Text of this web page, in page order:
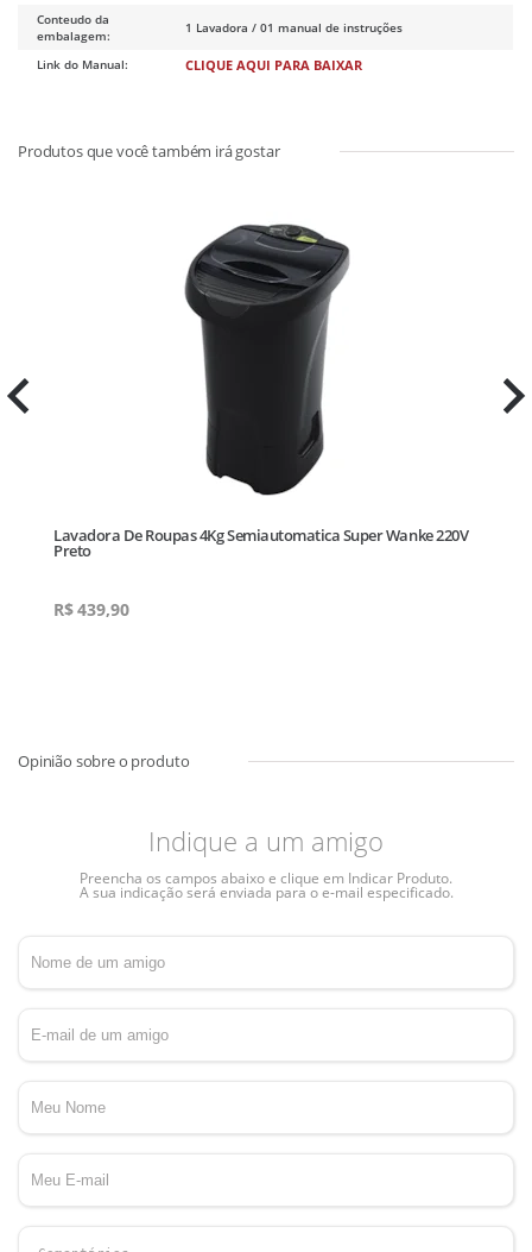
Conteudo da
embalagem:
1 Lavadora / 01 manual de instruções
Link do Manual: CLIQUE AQUI PARA BAIXAR
Lavadora De Roupas 4Kg Semiautomatica Super Wanke 220V
Preto
R$439,90
Indique a um amigo
Preencha os campos abaixo e clique em Indicar Produto.
A sua indicação será enviada para o e-mail especificado.